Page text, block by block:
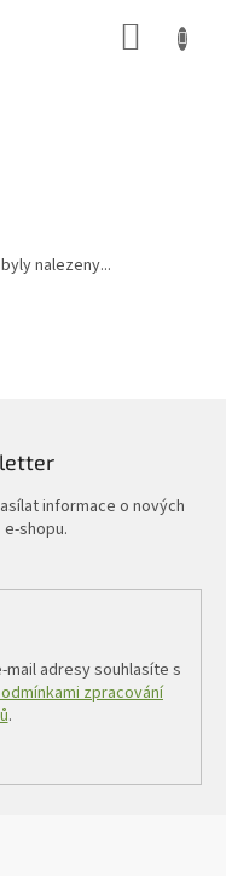
nalezeny...
informace o nových
shopu.
mail adresy souhlasíte s
zpracování
.